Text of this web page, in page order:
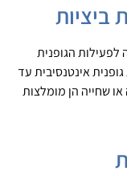
ביציות
הגופנית
אינטנסיבית עד
שחייה הן מומלצות